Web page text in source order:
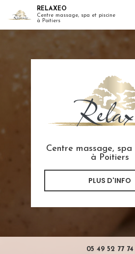
RELAXEO
Centre massage, spa et piscine
à Poitiers
Centre massage, spa
à Poitiers
PLUS D'INFO
05 49 52 77 74